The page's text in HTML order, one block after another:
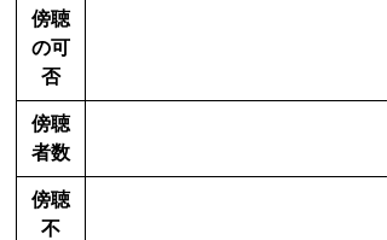
傍聴
の可
否
傍聴
者数
傍聴
不